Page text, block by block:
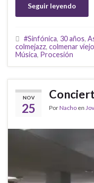
Seguir leyendo
#Sinfónica, 30 años,
colmejazz, colmenar viejo
Música, Procesión
NOV
25 PorNacho en